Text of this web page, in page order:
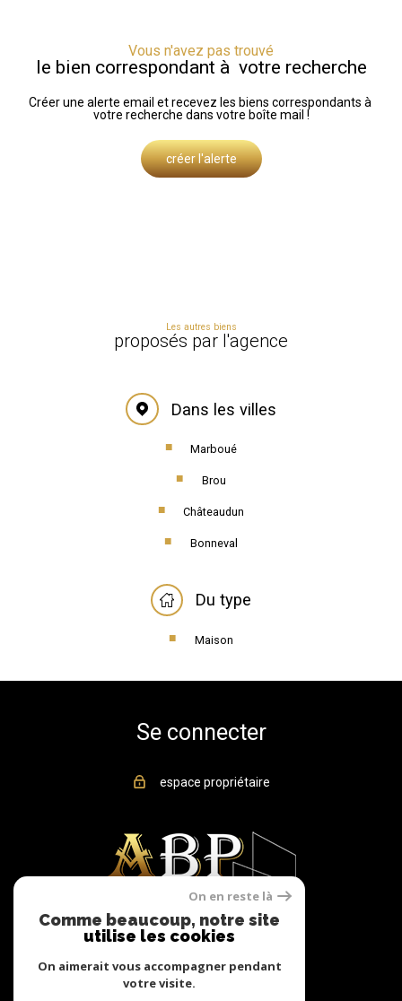
Vous n'avez pas trouvé
le bien correspondant à votre recherche
Créer une alerte email et recevez les biens correspondants à
votre recherche dans votre boîte mail !
créer l'alerte
Les autres biens
proposés par l'agence
Dans les villes
Marboué
Brou
Châteaudun
Bonneval
Du type
Maison
Se connecter
espace propriétaire
On en reste là
Comme beaucoup, notre site
utilise les cookies
On aimerait vous accompagner pendant
votre visite.